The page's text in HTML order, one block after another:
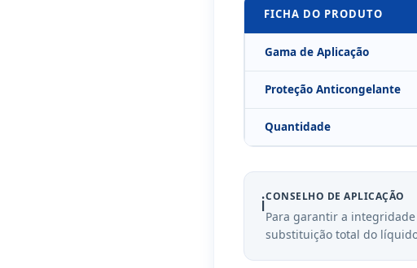
FICHA DO PRODUTO
Gama de Aplicação
Proteção Anticongelante
Quantidade
ℹ️CONSELHO DE APLICAÇÃO
Para garantir a
substituição total do